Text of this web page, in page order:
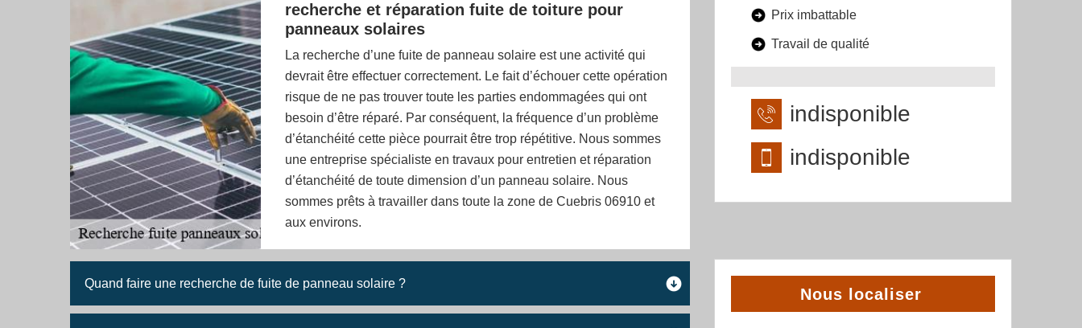
recherche et réparation fuite de toiture pour
panneaux solaires
La recherche d’une fuite de panneau solaire est une activité qui
devrait être effectuer correctement. Le fait d’échouer cette opération
risque de ne pas trouver toute les parties endommagées qui ont
besoin d’être réparé. Par conséquent, la fréquence d’un problème
d’étanchéité cette pièce pourrait être trop répétitive. Nous sommes
une entreprise spécialiste en travaux pour entretien et réparation
d’étanchéité de toute dimension d’un panneau solaire. Nous
sommes prêts à travailler dans toute la zone de Cuebris 06910 et
aux environs.
Quand faire une recherche de fuite de panneau solaire ?
Prix imbattable
Travail de qualité
indisponible
indisponible
Nous localiser